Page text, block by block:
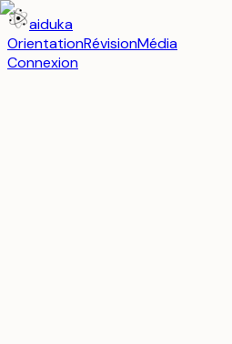
aiduka
OrientationRévisionMédia
Connexion